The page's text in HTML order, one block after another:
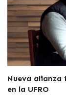
Nueva alianza
en la UFRO